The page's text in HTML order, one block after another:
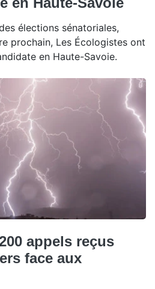
élections sénatoriales,
prochain, Les Écologistes ont
en Haute-Savoie.
appels reçus
face aux